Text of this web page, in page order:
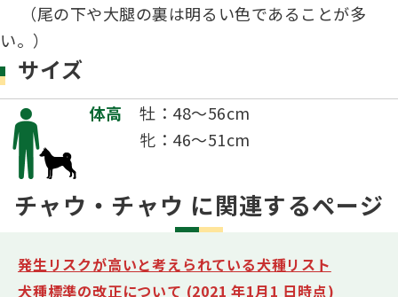
愛犬とのふれあい写真コンテストについて
愛犬とのふれあいの俳句について
（尾の下や大腿の裏は明るい色であることが多
い。）
サイズ
体高
牡：48～56cm
牝：46～51cm
チャウ・チャウ に関連するページ
発生リスクが高いと考えられている犬種リスト
犬種標準の改正について (2021 年1月1 日時点)